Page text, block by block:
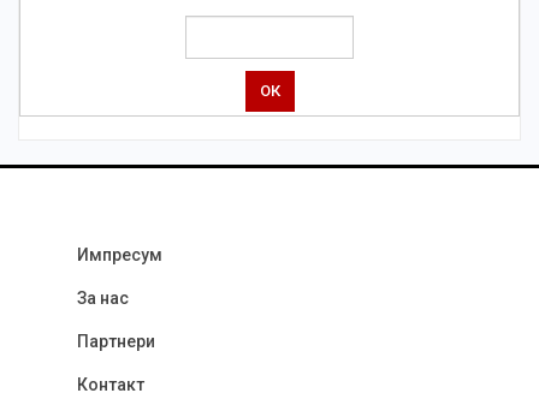
Импресум
За нас
Партнери
Контакт